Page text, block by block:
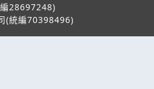
28697248)
(統編70398496)